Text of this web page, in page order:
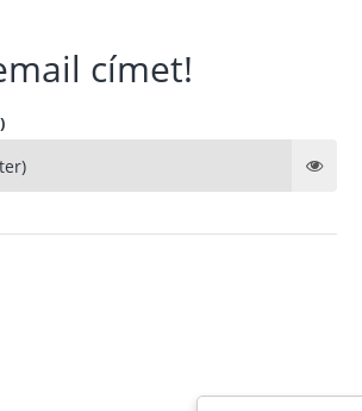
címet!